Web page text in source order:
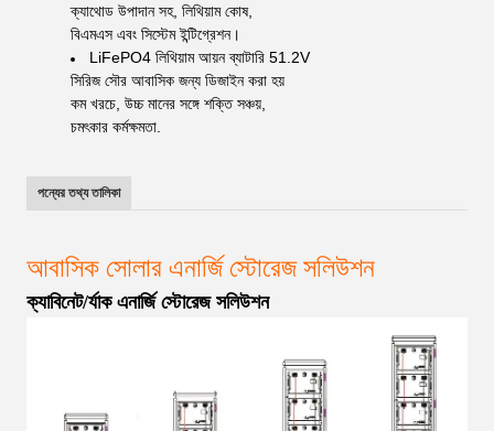
ক্যাথোড উপাদান সহ, লিথিয়াম কোষ,
বিএমএস এবং সিস্টেম ইন্টিগ্রেশন।
LiFePO4 লিথিয়াম আয়ন ব্যাটারি 51.2V
সিরিজ সৌর আবাসিক জন্য ডিজাইন করা হয়
কম খরচে, উচ্চ মানের সঙ্গে শক্তি সঞ্চয়,
চমৎকার কর্মক্ষমতা.
পন্যের তথ্য তালিকা
আবাসিক সোলার এনার্জি স্টোরেজ সলিউশন
ক্যাবিনেট/র্যাক এনার্জি স্টোরেজ সলিউশন